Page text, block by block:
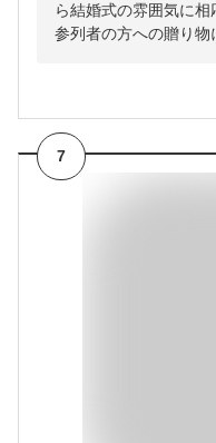
ら結婚式の雰囲気に相
参列者の方への贈り物
7